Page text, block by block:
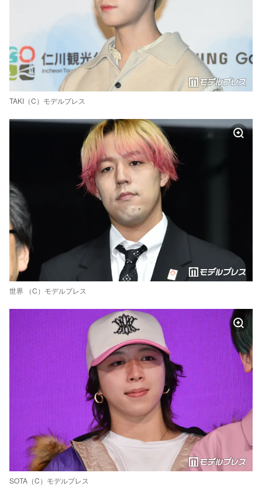
TAKI（C）モデルプレス
世界 （C）モデルプレス
SOTA（C）モデルプレス